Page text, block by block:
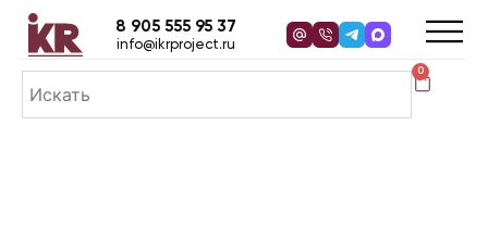
0
8 905 555 95 37
info@ikrproject.ru